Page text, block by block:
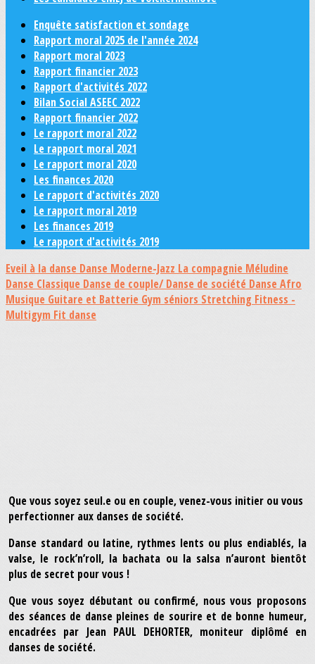
Enquête satisfaction et sondage
Rapport moral 2025 de l'année 2024
Rapport moral 2023
Rapport financier 2023
Rapport d'activités 2022
Bilan Social ASEEC 2022
Rapport financier 2022
Le rapport moral 2022
Le rapport moral 2021
Le rapport moral 2020
Les finances 2020
Le rapport d'activités 2020
Le rapport moral 2019
Les finances 2019
Le rapport d'activités 2019
Eveil à la danse Danse Moderne-Jazz La compagnie Méludine
Danse Classique Danse de couple/ Danse de société Danse Afro
Musique Guitare et Batterie Gym séniors Stretching Fitness -
Multigym Fit danse
Que vous soyez seul.e ou en couple, venez-vous initier ou vous
perfectionner aux danses de société.
Danse standard ou latine, rythmes lents ou plus endiablés, la
valse, le rock’n’roll, la bachata ou la salsa n’auront bientôt
plus de secret pour vous !
Que vous soyez débutant ou confirmé, nous vous proposons
des séances de danse pleines de sourire et de bonne humeur,
encadrées par Jean PAUL DEHORTER, moniteur diplômé en
danses de société.